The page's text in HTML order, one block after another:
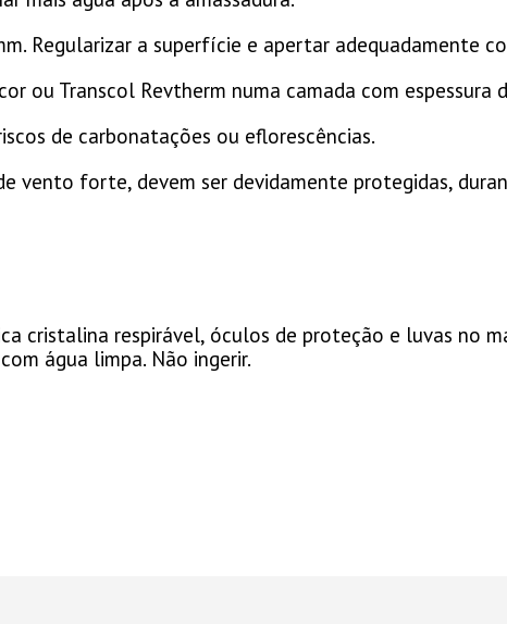
Regularizar a superfície e apertar adequadamente
ou Transcol Revtherm numa camada com espessura
de carbonatações ou eflorescências.
vento forte, devem ser devidamente protegidas,
cristalina respirável, óculos de proteção e luvas no
água limpa. Não ingerir.